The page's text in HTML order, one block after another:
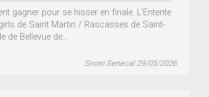
gagner pour se hisser en finale. L’Entente
de Saint Martin / Rascasses de Saint-
de Bellevue de...
Snorri Senecal 29/05/2026